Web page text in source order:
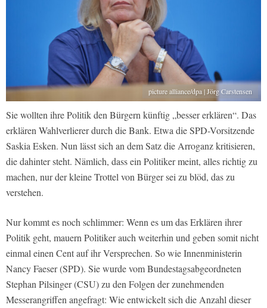
picture alliance/dpa | Jörg Carstensen
Sie wollten ihre Politik den Bürgern künftig „besser erklären“. Das
erklären Wahlverlierer durch die Bank. Etwa die SPD-Vorsitzende
Saskia Esken. Nun lässt sich an dem Satz die Arroganz kritisieren,
die dahinter steht. Nämlich, dass ein Politiker meint, alles richtig zu
machen, nur der kleine Trottel von Bürger sei zu blöd, das zu
verstehen.
Nur kommt es noch schlimmer: Wenn es um das Erklären ihrer
Politik geht, mauern Politiker auch weiterhin und geben somit nicht
einmal einen Cent auf ihr Versprechen. So wie Innenministerin
Nancy Faeser (SPD). Sie wurde vom Bundestagsabgeordneten
Stephan Pilsinger (CSU) zu den Folgen der zunehmenden
Messerangriffen angefragt: Wie entwickelt sich die Anzahl dieser